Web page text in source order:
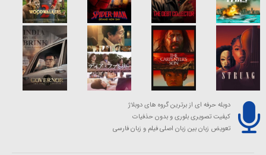
دوبله حرفه ای از برترین گروه های دوبلاژ
کیفیت تصویری بلوری و بدون حذفیات
تعویض زبان بین زبان اصلی فیلم و زبان فارسی